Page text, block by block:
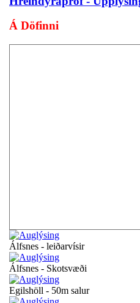
Á Döfinni
Álfsnes - leiðarvísir
Álfsnes - Skotsvæði
Egilshöll - 50m salur